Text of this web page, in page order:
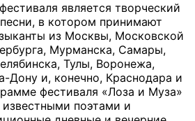
является творческий
в котором принимают
из Москвы, Московской
Мурманска, Самары,
Тулы, Воронежа,
Дону и, конечно, Краснодара и
фестиваля «Лоза и Муза»
поэтами и